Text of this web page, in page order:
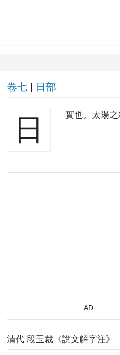
卷七| 日部
日 實也。太陽
AD
清代 段玉裁《說文解字注》